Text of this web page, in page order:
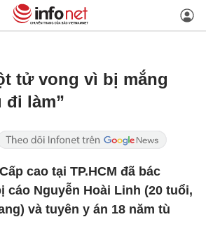
tử vong vì bị mắng
đi làm”
cao tại TP.HCM đã bác
cáo Nguyễn Hoài Linh (20 tuổi,
và tuyên y án 18 năm tù